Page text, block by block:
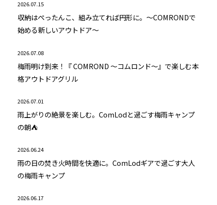
2026.07.15
収納はぺったんこ、組み立てれば円形に。～COMRONDで
始める新しいアウトドア～
2026.07.08
梅雨明け到来！『 COMROND ～コムロンド～』で楽しむ本
格アウトドアグリル
2026.07.01
雨上がりの絶景を楽しむ。ComLodと過ごす梅雨キャンプ
の朝⛺
2026.06.24
雨の日の焚き火時間を快適に。ComLodギアで過ごす大人
の梅雨キャンプ
2026.06.17